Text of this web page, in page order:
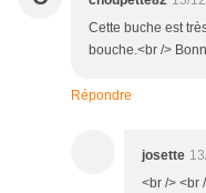
Cette buche est
bouche.<br />
Répondre
josette
<br /> <br